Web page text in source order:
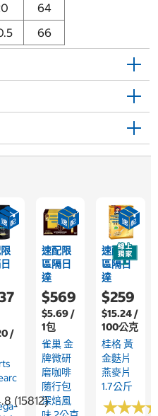
64
66
(15812)
/
速配限
區隔日
達
$569
$5.69 /
1包
雀巢 金
牌微研
磨咖啡
隨行包
深焙風
速配限
區隔日
達
$259
$15.24 /
100公克
桂格 黃
金麩片
燕麥片
1.7公斤
★★★
★★★